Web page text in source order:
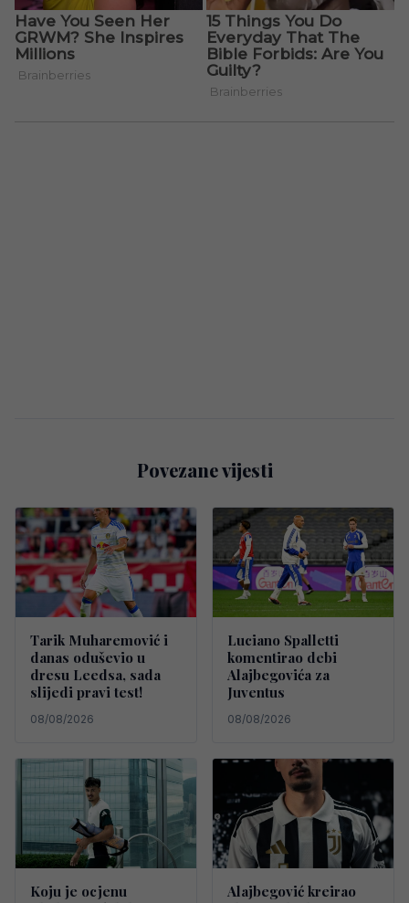
Povezane vijesti
Tarik Muharemović i
danas oduševio u
dresu Leedsa, sada
slijedi pravi test!
08/08/2026
Luciano Spalletti
komentirao debi
Alajbegovića za
Juventus
08/08/2026
Koju je ocjenu
Alajbegović kreirao